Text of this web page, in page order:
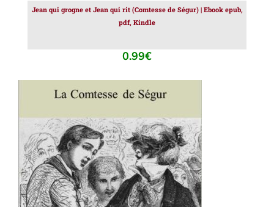
Jean qui grogne et Jean qui rit (Comtesse de Ségur) | Ebook epub,
pdf, Kindle
0.99€
AJOUTER AU PANIER / DÉTAILS